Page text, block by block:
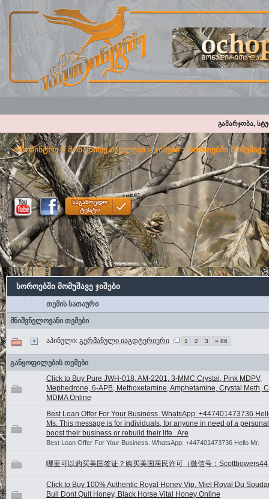
გამარჯობა,
ოჩოპინტრე>მონადირე ძაღლები>ჯიშები>სოროებში მომუშავე
სოროებში მომუშავე ჯიშები
თემის სათაური
მნიშვნელოვანი თემები
აპინული: გერმანული იაგდტერიერი 1 2 3 » 86
განყოფილების თემები
Click to Buy Pure JWH-018, AM-2201, 3-MMC Crystal, Pink MDPV,
Mephedrone, 6-APB, Methoxetamine, Amphetamine, Crystal Meth,
MDMA Online
Best Loan Offer For Your Business. WhatsApp: +447401473736
Ms. This message is for individuals, for anyone in need of a
boost their business or rebuild their life . Are
Best Loan Offer For Your Business. WhatsApp: +447401473736 Hello Mr.
哪里可以购买美国签证？购买美国居民许可（微信号：Scottbowers44
Click to Buy 100% Authentic Royal Honey Vip, Miel Royal Du
Bull Dont Quit Honey, Black Horse Vital Honey Online